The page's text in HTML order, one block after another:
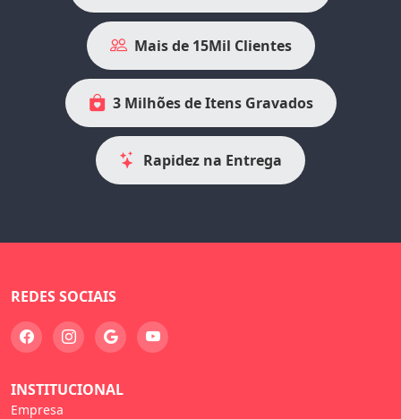
Mais de 15Mil Clientes
3 Milhões de Itens Gravados
Rapidez na Entrega
REDES SOCIAIS
INSTITUCIONAL
Empresa